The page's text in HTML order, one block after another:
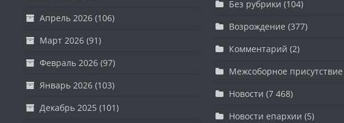
Апрель 2026(106)
Март 2026(91)
Февраль 2026(97)
Январь 2026(103)
Декабрь 2025 (101)
Без рубрики (104)
Возрождение (377)
Комментарий (2)
Межсоборное присутствие
Новости (7 468)
Новости епархии (5)